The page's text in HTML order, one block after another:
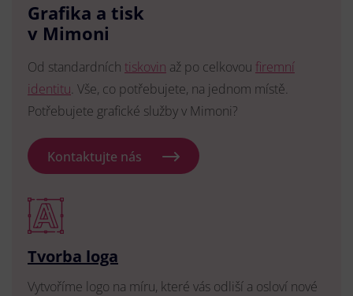
Grafika a tisk
v Mimoni
Od standardních tiskovin až po celkovou firemní
identitu. Vše, co potřebujete, na jednom místě.
Potřebujete grafické služby v Mimoni?
Kontaktujte nás
Tvorba loga
Vytvoříme logo na míru, které vás odliší a osloví nové